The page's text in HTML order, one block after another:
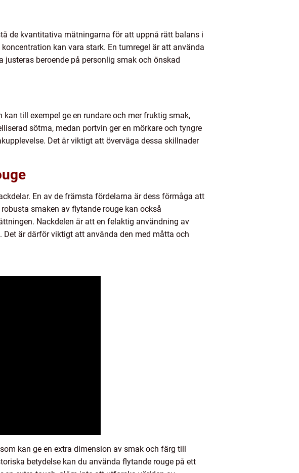
de kvantitativa mätningarna för att uppnå rätt balans i
kan vara stark. En tumregel är att använda
beroende på personlig smak och önskad
till exempel ge en rundare och mer fruktig smak,
sötma, medan portvin ger en mörkare och tyngre
Det är viktigt att överväga dessa skillnader
En av de främsta fördelarna är dess förmåga att
smaken av flytande rouge kan också
Nackdelen är att en felaktig användning av
är därför viktigt att använda den med måtta och
kan ge en extra dimension av smak och färg till
betydelse kan du använda flytande rouge på ett